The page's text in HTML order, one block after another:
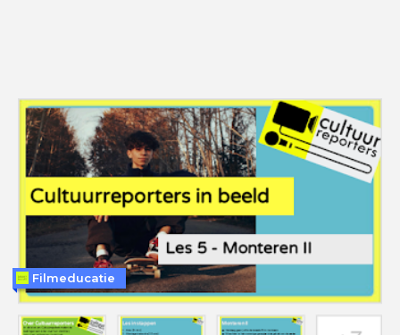
Filmeducatie